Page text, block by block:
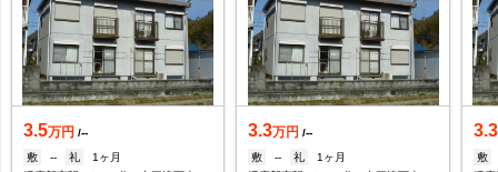
3.5万円 /--
敷
-- 礼
1ヶ月
3.3万円 /--
敷
-- 礼
1ヶ月
3.3
敷